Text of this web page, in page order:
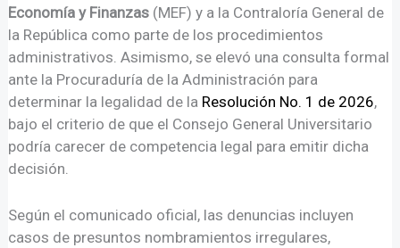
Economía y Finanzas (MEF) y a la Contraloría General de
la República como parte de los procedimientos
administrativos. Asimismo, se elevó una consulta formal
ante la Procuraduría de la Administración para
determinar la legalidad de la Resolución No. 1 de 2026,
bajo el criterio de que el Consejo General Universitario
podría carecer de competencia legal para emitir dicha
decisión.
Según el comunicado oficial, las denuncias incluyen
casos de presuntos nombramientos irregulares,